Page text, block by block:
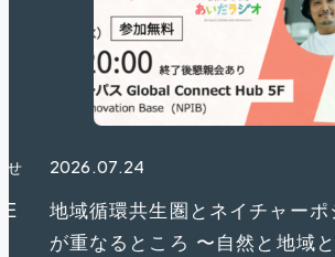
せ 2026.07.24
地域循環共生圏とネイチャーポ
が重なるところ 〜自然と地域